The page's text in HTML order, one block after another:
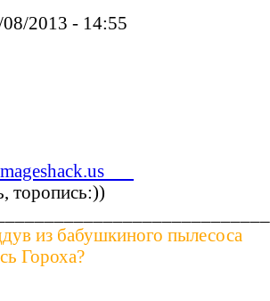
2013 - 14:55
торопись:))
из бабушкиного пылесоса
Гороха?